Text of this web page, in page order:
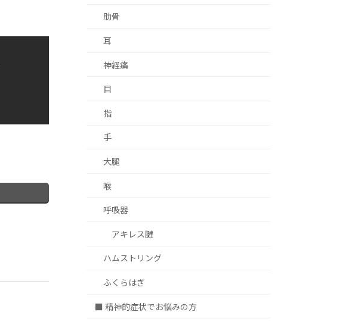
肋骨
耳
神経痛
目
指
手
大腿
喉
呼吸器
アキレス腱
ハムストリング
ふくらはぎ
■ 精神的症状でお悩みの方